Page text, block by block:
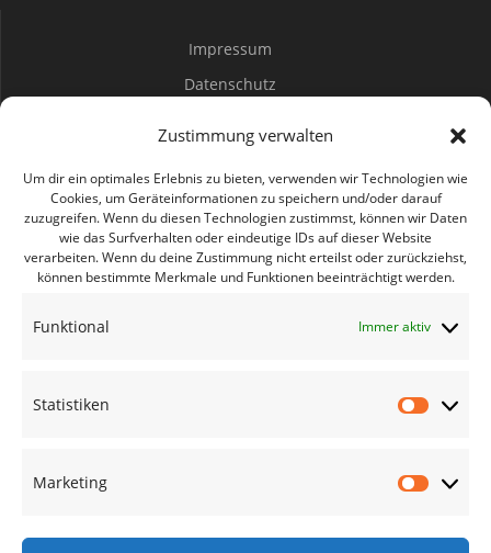
Zustimmung verwalten
Um dir ein optimales Erlebnis zu bieten, verwenden wir Technologien wie
Cookies, um Geräteinformationen zu speichern und/oder darauf
zuzugreifen. Wenn du diesen Technologien zustimmst, können wir Daten
wie das Surfverhalten oder eindeutige IDs auf dieser Website
verarbeiten. Wenn du deine Zustimmung nicht erteilst oder zurückziehst,
können bestimmte Merkmale und Funktionen beeinträchtigt werden.
Funktional Immer aktiv
Statistiken
Marketing
Impressum
Datenschutz
Bürgerbüro Coswig
Bürgerbüro Lommatzsch